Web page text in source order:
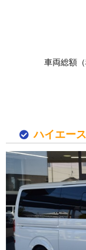
車両総額
ハイエー